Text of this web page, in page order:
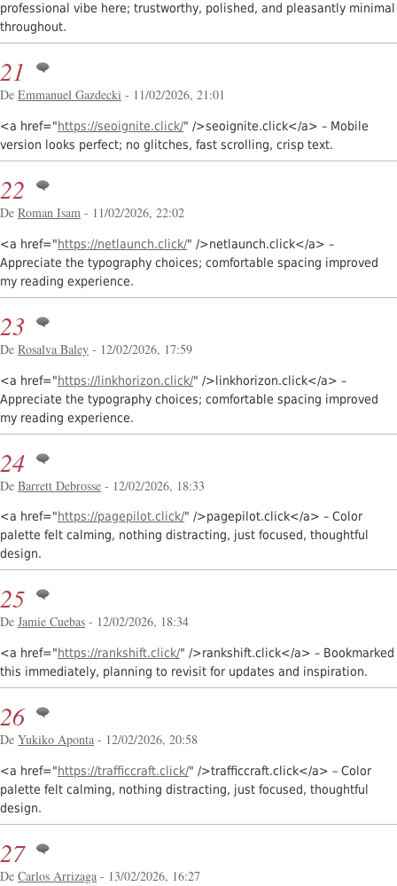
professional vibe here; trustworthy, polished, and pleasantly minimal
throughout.
21
De Emmanuel Gazdecki - 11/02/2026, 21:01
<a href="https://seoignite.click/" />seoignite.click</a> – Mobile
version looks perfect; no glitches, fast scrolling, crisp text.
22
De Roman Isam - 11/02/2026, 22:02
<a href="https://netlaunch.click/" />netlaunch.click</a> –
Appreciate the typography choices; comfortable spacing improved
my reading experience.
23
De Rosalva Baley - 12/02/2026, 17:59
<a href="https://linkhorizon.click/" />linkhorizon.click</a> –
Appreciate the typography choices; comfortable spacing improved
my reading experience.
24
De Barrett Debrosse - 12/02/2026, 18:33
<a href="https://pagepilot.click/" />pagepilot.click</a> – Color
palette felt calming, nothing distracting, just focused, thoughtful
design.
25
De Jamie Cuebas - 12/02/2026, 18:34
<a href="https://rankshift.click/" />rankshift.click</a> – Bookmarked
this immediately, planning to revisit for updates and inspiration.
26
De Yukiko Aponta - 12/02/2026, 20:58
<a href="https://trafficcraft.click/" />trafficcraft.click</a> – Color
palette felt calming, nothing distracting, just focused, thoughtful
design.
27
De Carlos Arrizaga - 13/02/2026, 16:27